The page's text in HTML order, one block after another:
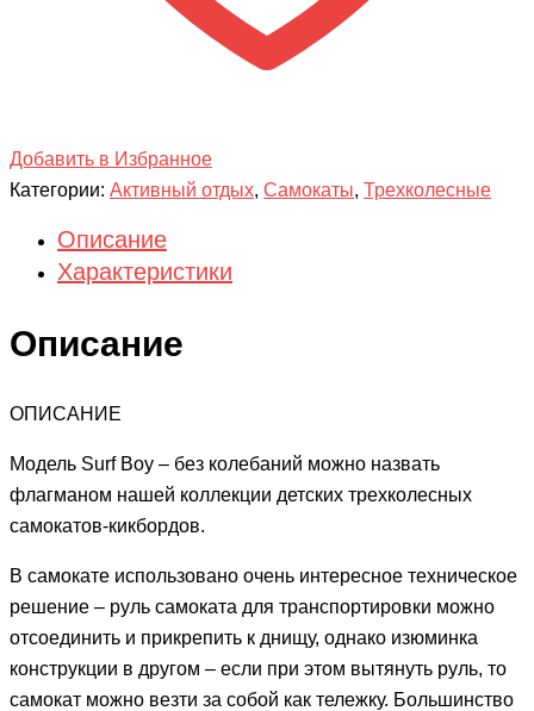
Добавить в Избранное
Категории: Активный отдых, Самокаты, Трехколесные
Описание
Характеристики
Описание
ОПИСАНИЕ
Модель Surf Boy – без колебаний можно назвать
флагманом нашей коллекции детских трехколесных
самокатов-кикбордов.
В самокате использовано очень интересное техническое
решение – руль самоката для транспортировки можно
отсоединить и прикрепить к днищу, однако изюминка
конструкции в другом – если при этом вытянуть руль, то
самокат можно везти за собой как тележку. Большинство